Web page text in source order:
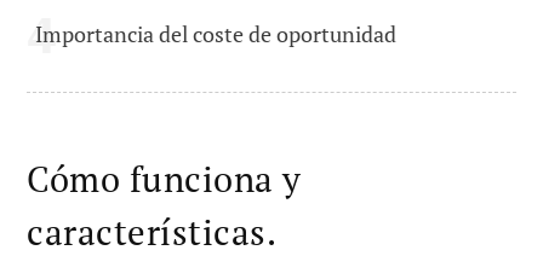
Importancia del coste de oportunidad
Cómo funciona y
características.